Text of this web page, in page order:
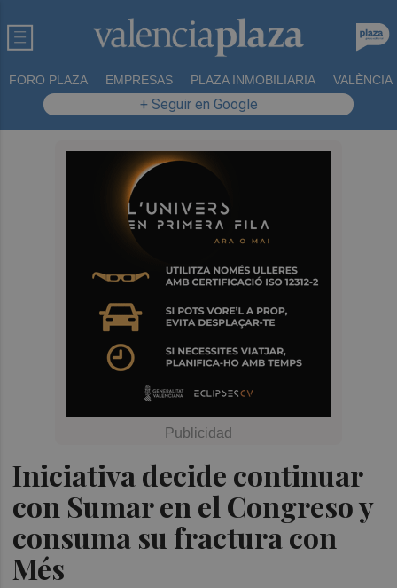
FORO PLAZA EMPRESAS PLAZA INMOBILIARIA VALÈNCIA
+ Seguir en Google
Iniciativa decide continuar
con Sumar en el Congreso y
consuma su fractura con
Més